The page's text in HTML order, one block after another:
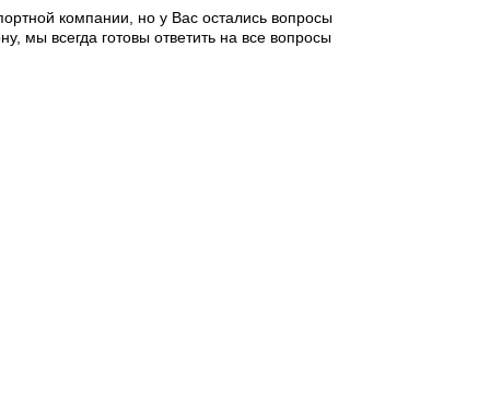
компании, но у Вас остались вопросы
мы всегда готовы ответить на все вопросы